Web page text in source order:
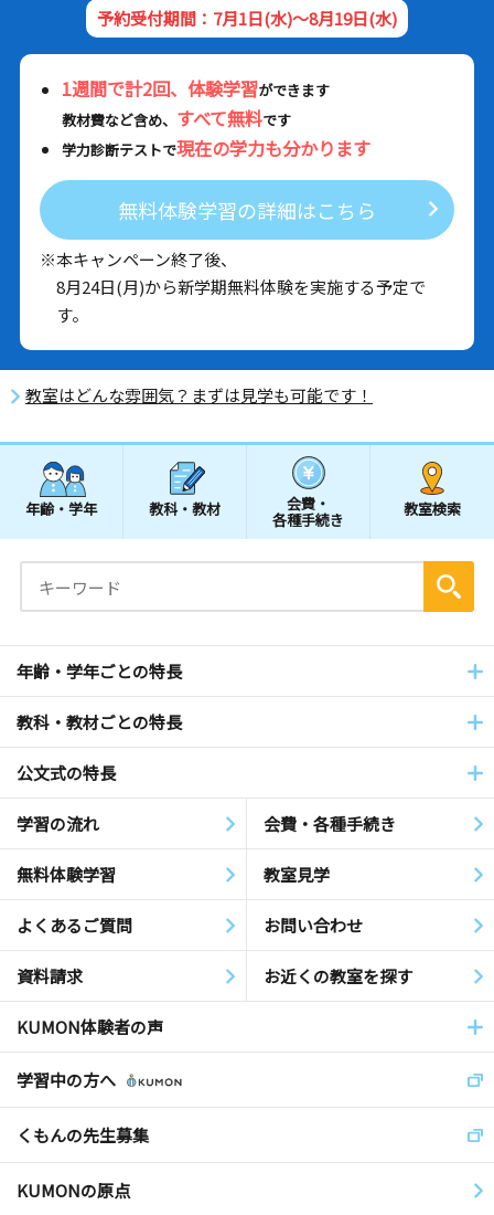
予約受付期間：7月1日(水)～8月19日(水)
1週間で計2回、体験学習ができます
教材費など含め、 すべて無料です
学力診断テストで現在の学力も分かります
無料体験学習の詳細はこちら
※本キャンペーン終了後、
8月24日(月)から新学期無料体験を実施する予定で
す。
教室はどんな雰囲気？まずは見学も可能です！
年齢・学年 教科・教材 会費・
各種手続き
教室検索
年齢・学年ごとの特長
教科・教材ごとの特長
公文式の特長
学習の流れ 会費・各種手続き
無料体験学習 教室見学
よくあるご質問 お問い合わせ
資料請求 お近くの教室を探す
KUMON体験者の声
学習中の方へ
くもんの先生募集
KUMONの原点